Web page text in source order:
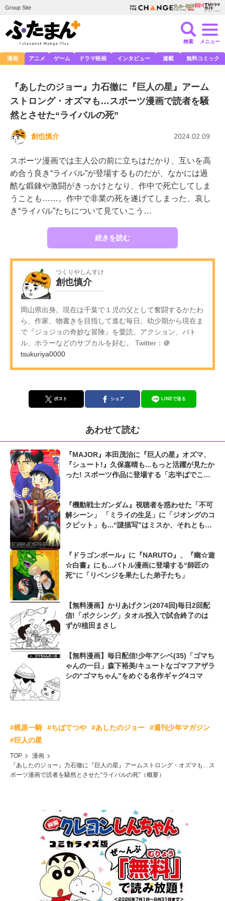
Group Site
検索 メニュー
漫画 アニメ ゲーム ドラマ映画 インタビュー 連載 無料コミック
『あしたのジョー』力石徹に『巨人の星』アーム
ストロング・オズマも…スポーツ漫画で読者を騒
然とさせた“ライバルの死”
創也慎介 2024.02.09
スポーツ漫画では主人公の前に立ちはだかり、互いを高
め合う良き“ライバル”が登場するものだが、なかには過
酷な鍛錬や激闘がきっかけとなり、作中で死亡してしま
うことも……。作中で非業の死を遂げてしまった、哀し
き“ライバル”たちについて見ていこう…
続きを読む
つくりやしんすけ
創也慎介
岡山県出身。現在は千葉で１児の父として奮闘するかたわ
ら、作家、物書きを目指して進む毎日。幼少期から現在ま
で『ジョジョの奇妙な冒険』を愛読。アクション、バト
ル、ホラーなどのサブカルを好む。 Twitter： ＠
tsukuriya0000
ポスト シェア LINEで送る
あわせて読む
『MAJOR』本田茂治に『巨人の星』オズマ、
『シュート!』久保嘉晴も...もっと活躍が見たか
った! スポーツ作品に登場する「志半ばでこの
『機動戦士ガンダム』視聴者を惑わせた「不可
解シーン」 「ミライの生足」に「ジオングのコ
クピット」も...“謎描写”はミスか、それとも演
『ドラゴンボール』に『NARUTO』、『幽☆遊
☆白書』にも...バトル漫画に登場する“師匠の
死”に「リベンジを果たした弟子たち」
【無料漫画】かりあげクン(2074回)毎日2回配
信!「ボクシング」タオル投入で試合終了のは
ずが/植田まさし
【無料漫画】毎日配信!少年アシベ(35)「ゴマち
ゃんの一日」森下裕美/キュートなゴマフアザラ
シの“ゴマちゃん”をめぐる名作ギャグ4コマ
#梶原一騎 #ちばてつや #あしたのジョー
#週刊少年マガジン
#巨人の星
TOP
漫画
『あしたのジョー』力石徹に『巨人の星』アームストロング・オズマも…ス
ポーツ漫画で読者を騒然とさせた“ライバルの死”（概要）